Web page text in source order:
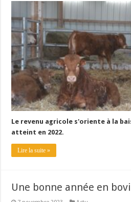
Le revenu agricole s'oriente à la
atteint en 2022.
Lire la suite »
Une bonne année en